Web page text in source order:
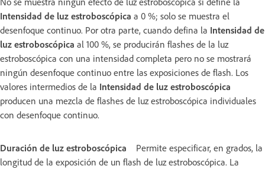
Intensidad de luz estroboscópica a 0 %; solo se muestra el
desenfoque continuo. Por otra parte, cuando defina la Intensidad de
luz estroboscópica al 100 %, se producirán flashes de la luz
estroboscópica con una intensidad completa pero no se mostrará
ningún desenfoque continuo entre las exposiciones de flash. Los
valores intermedios de la Intensidad de luz estroboscópica
producen una mezcla de flashes de luz estroboscópica individuales
con desenfoque continuo.
Duración de luz estroboscópica
Permite especificar, en grados, la
longitud de la exposición de un flash de luz estroboscópica. La